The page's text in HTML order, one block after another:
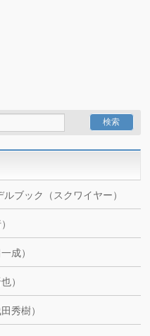
ブック（スクワイヤー）
成）
）
秀樹）